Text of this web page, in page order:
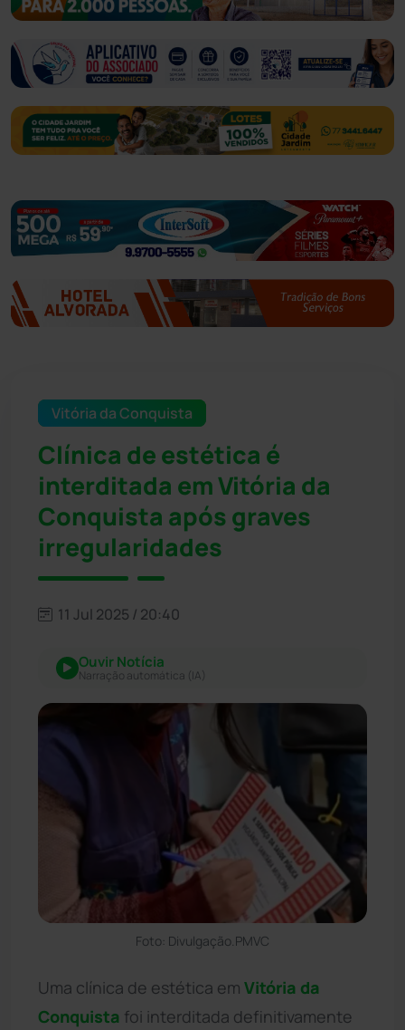
Vitória da Conquista
Clínica de estética é
interditada em Vitória da
Conquista após graves
irregularidades
11 Jul 2025 / 20:40
Ouvir Notícia
Narração automática (IA)
Foto: Divulgação.PMVC
Uma clínica de estética em Vitória da
Conquista foi interditada definitivamente